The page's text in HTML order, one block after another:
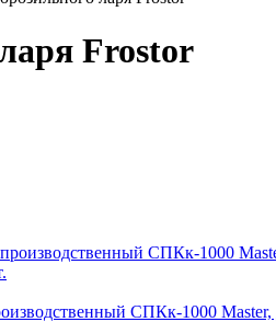
Frostor
СПКк-1000 Master,